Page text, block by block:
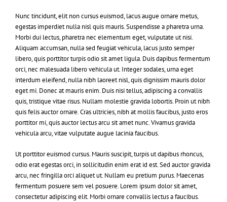
Nunc tincidunt, elit non cursus euismod, lacus augue ornare metus,
egestas imperdiet nulla nisl quis mauris. Suspendisse a pharetra urna.
Morbi dui lectus, pharetra nec elementum eget, vulputate ut nisi.
Aliquam accumsan, nulla sed feugiat vehicula, lacus justo semper
libero, quis porttitor turpis odio sit amet ligula. Duis dapibus fermentum
orci, nec malesuada libero vehicula ut. Integer sodales, urna eget
interdum eleifend, nulla nibh laoreet nisl, quis dignissim mauris dolor
eget mi. Donec at mauris enim. Duis nisi tellus, adipiscing a convallis
quis, tristique vitae risus. Nullam molestie gravida lobortis. Proin ut nibh
quis felis auctor ornare. Cras ultricies, nibh at mollis faucibus, justo eros
porttitor mi, quis auctor lectus arcu sit amet nunc. Vivamus gravida
vehicula arcu, vitae vulputate augue lacinia faucibus.
Ut porttitor euismod cursus. Mauris suscipit, turpis ut dapibus rhoncus,
odio erat egestas orci, in sollicitudin enim erat id est. Sed auctor gravida
arcu, nec fringilla orci aliquet ut. Nullam eu pretium purus. Maecenas
fermentum posuere sem vel posuere. Lorem ipsum dolor sit amet,
consectetur adipiscing elit. Morbi ornare convallis lectus a faucibus.